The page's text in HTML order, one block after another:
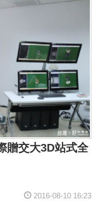
交大3D站式全
2016-08-10 16:23